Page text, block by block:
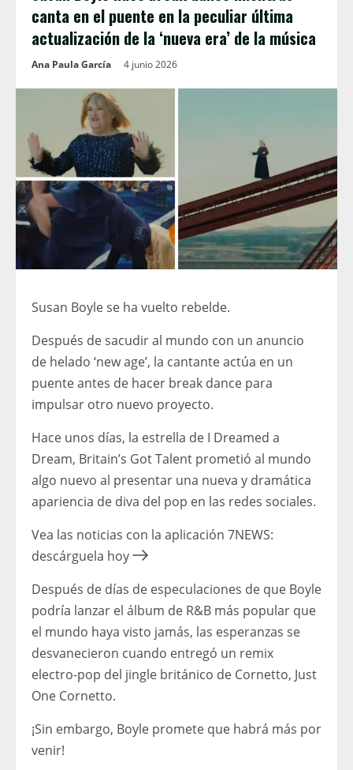
canta en el puente en la peculiar última
actualización de la ‘nueva era’ de la música
Ana Paula García 4 junio 2026
Susan Boyle se ha vuelto rebelde.
Después de sacudir al mundo con un anuncio
de helado ‘new age’, la cantante actúa en un
puente antes de hacer break dance para
impulsar otro nuevo proyecto.
Hace unos días, la estrella de I Dreamed a
Dream, Britain’s Got Talent prometió al mundo
algo nuevo al presentar una nueva y dramática
apariencia de diva del pop en las redes sociales.
Vea las noticias con la aplicación 7NEWS:
descárguela hoy
Después de días de especulaciones de que Boyle
podría lanzar el álbum de R&B más popular que
el mundo haya visto jamás, las esperanzas se
desvanecieron cuando entregó un remix
electro-pop del jingle británico de Cornetto, Just
One Cornetto.
¡Sin embargo, Boyle promete que habrá más por
venir!